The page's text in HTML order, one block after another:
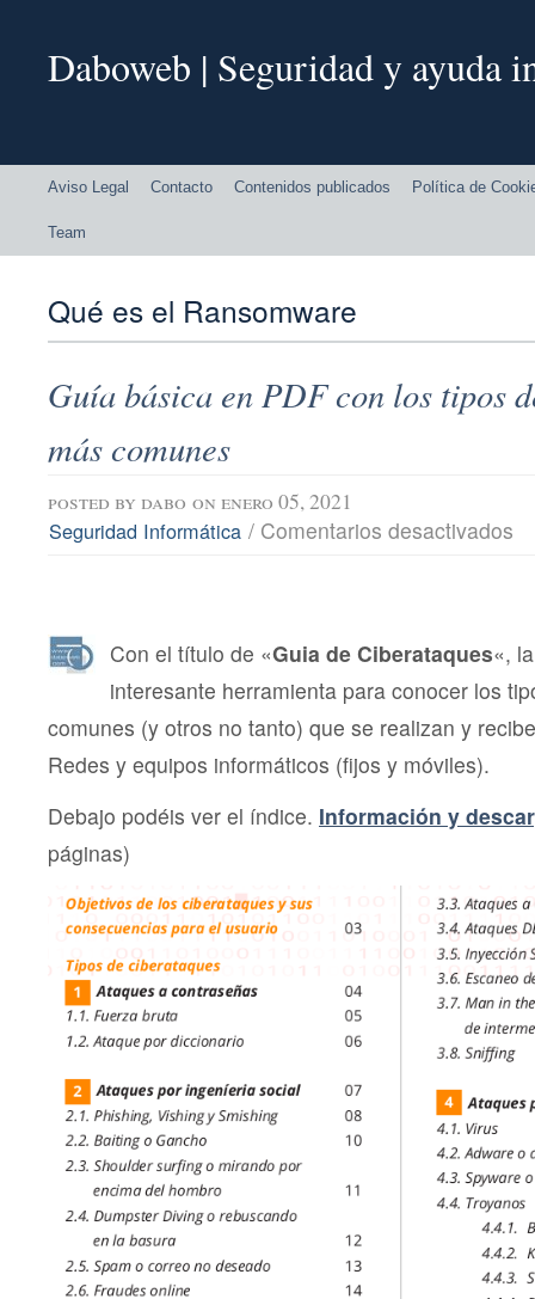
Daboweb | Seguridad y ayuda
Aviso Legal Contacto Contenidos publicados Política de
Team
Qué es el Ransomware
Guía básica en PDF con los tipos
más comunes
posted by dabo on enero 05, 2021
Seguridad Informática / Comentarios desactivados
los
de
Con el título de «Guia de Ciberataques«,
interesante herramienta para conocer los
comunes (y otros no tanto) que se realizan y
Redes y equipos informáticos (fijos y móviles).
Debajo podéis ver el índice. Información y
páginas)